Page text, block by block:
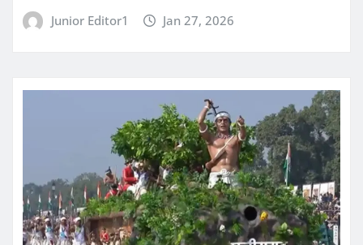
Junior Editor1 Jan 27, 2026